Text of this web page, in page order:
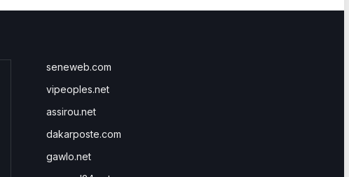
seneweb.com
vipeoples.net
assirou.net
dakarposte.com
gawlo.net